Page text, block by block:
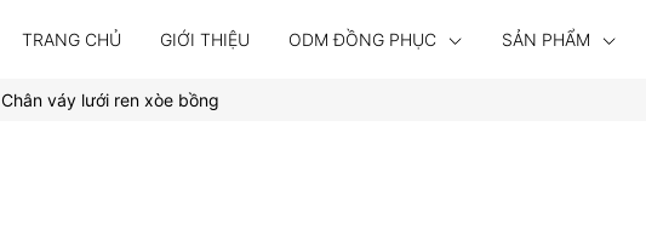
TRANG CHỦ GIỚI THIỆU ODM ĐỒNG PHỤC SẢN PHẨM
Chân váy lưới ren xòe bồng